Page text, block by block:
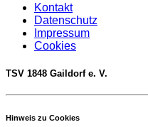
Kontakt
Datenschutz
Impressum
Cookies
TSV 1848 Gaildorf e. V.
Hinweis zu Cookies